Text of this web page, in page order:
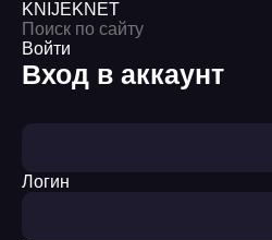
KNIJEKNET
Войти
Вход в аккаунт
Логин